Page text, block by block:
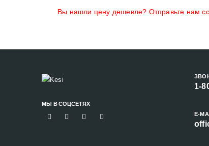
Вы нашли цену дешевле? Отправьте нам
МЫ В СОЦСЕТЯХ
1-
E-